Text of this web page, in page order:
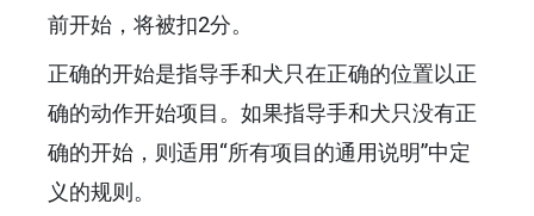
前开始，将被扣2分。
正确的开始是指导手和犬只在正确的位置以正
确的动作开始项目。如果指导手和犬只没有正
确的开始，则适用“所有项目的通用说明”中定
义的规则。